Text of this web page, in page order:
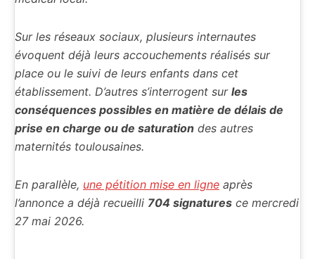
Sur les réseaux sociaux, plusieurs internautes
évoquent déjà leurs accouchements réalisés sur
place ou le suivi de leurs enfants dans cet
établissement. D’autres s’interrogent sur les
conséquences possibles en matière de délais de
prise en charge ou de saturation des autres
maternités toulousaines.
En parallèle, une pétition mise en ligne après
l’annonce a déjà recueilli 704 signatures ce mercredi
27 mai 2026.